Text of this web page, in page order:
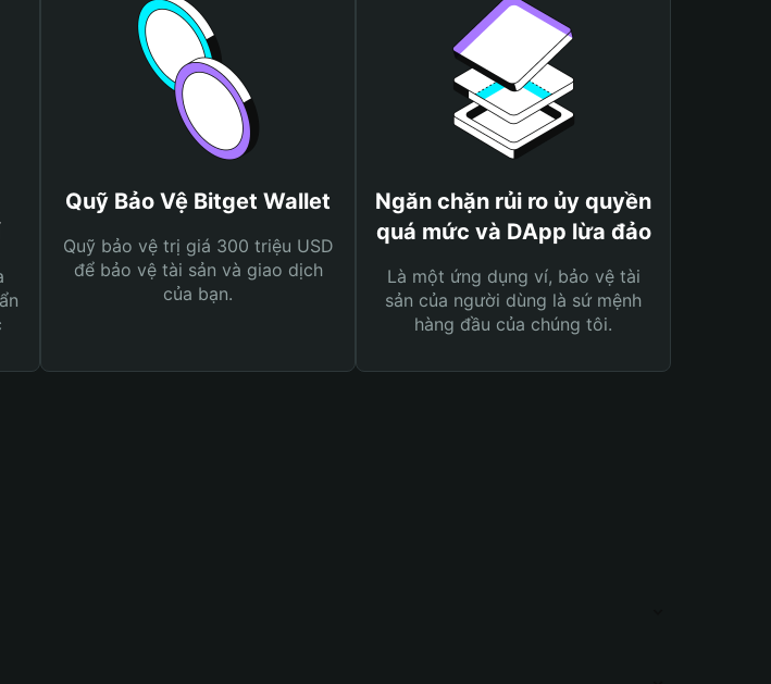
Quỹ Bảo Vệ Bitget Wallet
Quỹ bảo vệ trị giá 300 triệu USD
để bảo vệ tài sản và giao dịch
của bạn.
Ngăn chặn rủi ro ủy quyền
quá mức và DApp lừa đảo
Là một ứng dụng ví, bảo vệ tài
sản của người dùng là sứ mệnh
hàng đầu của chúng tôi.